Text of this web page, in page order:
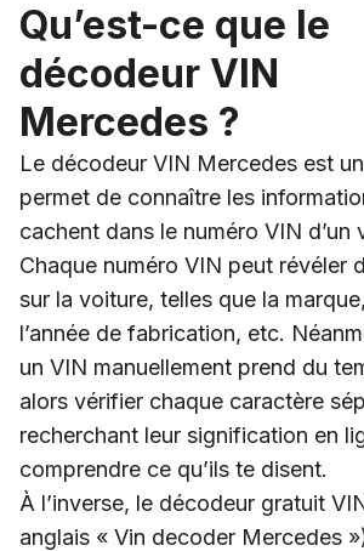
Qu’est-ce que le
décodeur VIN
Mercedes ?
Le décodeur VIN Mercedes est
permet de connaître les
cachent dans le numéro VIN d’un
Chaque numéro VIN peut révéler
sur la voiture, telles que la
l’année de fabrication, etc.
un VIN manuellement prend du
alors vérifier chaque caractère
recherchant leur signification en
comprendre ce qu’ils te disent.
À l’inverse, le décodeur gratuit
anglais « Vin decoder Mercedes